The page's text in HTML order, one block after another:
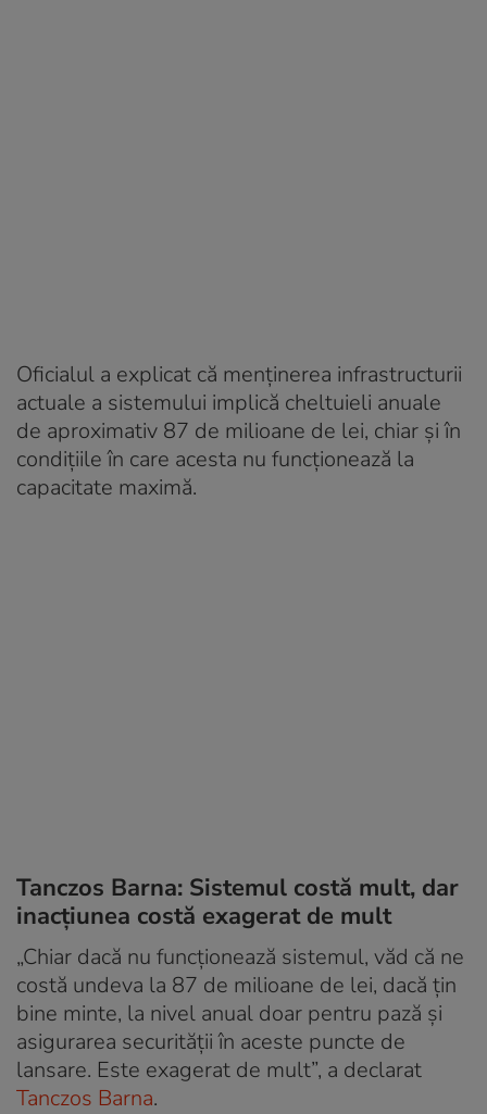
Oficialul a explicat că menținerea infrastructurii
actuale a sistemului implică cheltuieli anuale
de aproximativ 87 de milioane de lei, chiar și în
condițiile în care acesta nu funcționează la
capacitate maximă.
Tanczos Barna: Sistemul costă mult, dar
inacțiunea costă exagerat de mult
„Chiar dacă nu funcționează sistemul, văd că ne
costă undeva la 87 de milioane de lei, dacă țin
bine minte, la nivel anual doar pentru pază și
asigurarea securității în aceste puncte de
lansare. Este exagerat de mult”, a declarat
Tanczos Barna.